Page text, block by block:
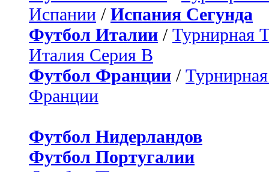
Испании / Испания Сегунда
Футбол Италии / Турнирная
Италия Серия B
Футбол Франции /
Франции
Футбол Нидерландов
Футбол Португалии